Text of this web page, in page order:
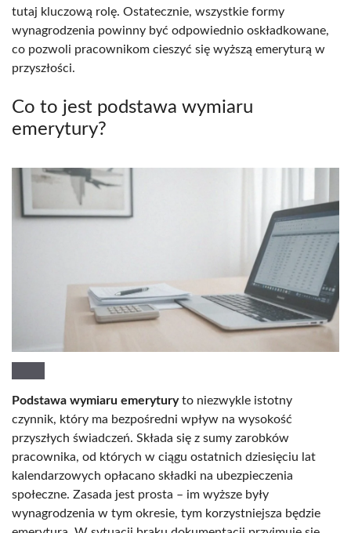
tutaj kluczową rolę. Ostatecznie, wszystkie formy
wynagrodzenia powinny być odpowiednio oskładkowane,
co pozwoli pracownikom cieszyć się wyższą emeryturą w
przyszłości.
Co to jest podstawa wymiaru
emerytury?
Podstawa wymiaru emeryturyto niezwykle istotny
czynnik, który ma bezpośredni wpływ na wysokość
przyszłych świadczeń. Składa się z sumy zarobków
pracownika, od których w ciągu ostatnich dziesięciu lat
kalendarzowych opłacano składki na ubezpieczenia
społeczne. Zasada jest prosta – im wyższe były
wynagrodzenia w tym okresie, tym korzystniejsza będzie